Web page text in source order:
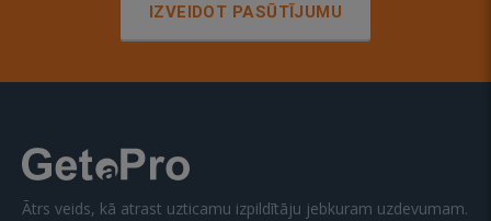
IZVEIDOT PASŪTĪJUMU
Ātrs veids, kā atrast uzticamu izpildītāju jebkuram uzdevumam.